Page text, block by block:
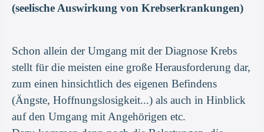
(seelische Auswirkung von Krebserkrankungen)
Schon allein der Umgang mit der Diagnose Krebs
stellt für die meisten eine große Herausforderung dar,
zum einen hinsichtlich des eigenen Befindens
(Ängste, Hoffnungslosigkeit...) als auch in Hinblick
auf den Umgang mit Angehörigen etc.